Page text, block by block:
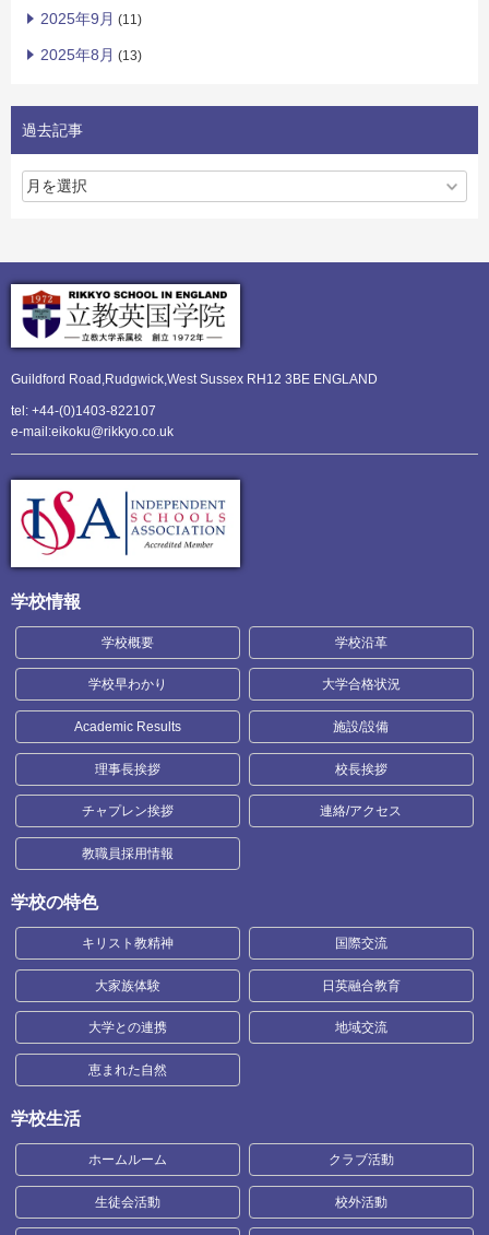
2025年9月 (11)
2025年8月 (13)
過去記事
Guildford Road,Rudgwick,West Sussex RH12 3BE ENGLAND
tel: +44-(0)1403-822107
e-mail:eikoku@rikkyo.co.uk
学校情報
学校概要 学校沿革
学校早わかり 大学合格状況
Academic Results 施設/設備
理事長挨拶 校長挨拶
チャプレン挨拶 連絡/アクセス
教職員採用情報
学校の特色
キリスト教精神 国際交流
大家族体験 日英融合教育
大学との連携 地域交流
恵まれた自然
学校生活
ホームルーム クラブ活動
生徒会活動 校外活動